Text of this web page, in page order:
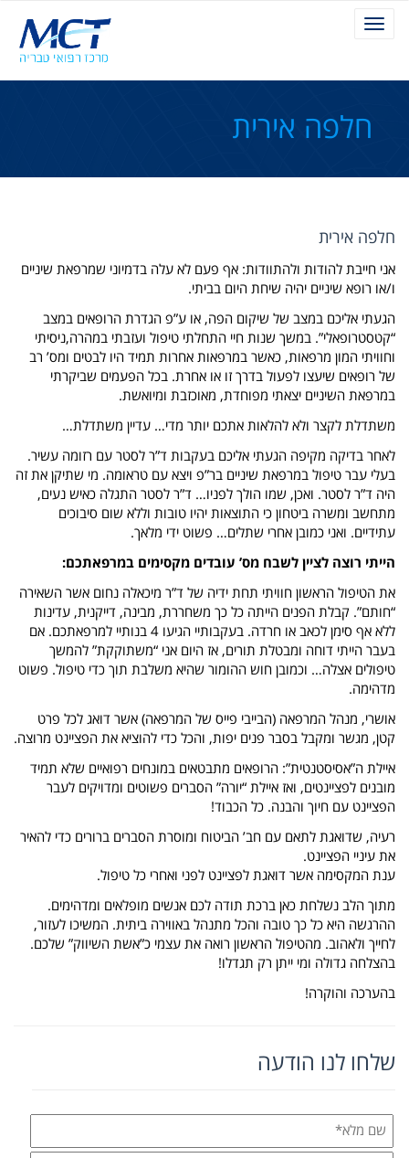
Toggle
חלפה אירית
חלפה אירית
אני חייבת להודות ולהתוודות: אף פעם לא עלה בדמיוני שמרפאת שיניים
ו/או רופא שיניים יהיה שיחת היום בביתי.
הגעתי אליכם במצב של שיקום הפה, או ע”פ הגדרת הרופאים במצב
“קטסטרופאלי”. במשך שנות חיי התחלתי טיפול ועזבתי במהרה,ניסיתי
וחוויתי המון מרפאות, כאשר במרפאות אחרות תמיד היו לבטים ומס’ רב
של רופאים שיעצו לפעול בדרך זו או אחרת. בכל הפעמים שביקרתי
במרפאת השיניים יצאתי מפוחדת, מאוכזבת ומיואשת.
משתדלת לקצר ולא להלאות אתכם יותר מדי… עדיין משתדלת…
לאחר בדיקה מקיפה הגעתי אליכם בעקבות ד”ר לסטר עם רזומה עשיר.
בעלי עבר טיפול במרפאת שיניים בר”פ ויצא עם טראומה. מי שתיקן את זה
היה ד”ר לסטר. ואכן, שמו הולך לפניו… ד”ר לסטר התגלה כאיש נעים,
מתחשב ומשרה ביטחון כי התוצאות יהיו טובות וללא שום סיבוכים
עתידיים. ואני כמובן אחרי שתלים… פשוט ידי מלאך.
הייתי רוצה לציין לשבח מס’ עובדים מקסימים במרפאתכם:
את הטיפול הראשון חוויתי תחת ידיה של ד”ר מיכאלה נחום אשר השאירה
“חותם”. קבלת הפנים הייתה כל כך משחררת, מבינה, דייקנית, עדינות
ללא אף סימן לכאב או חרדה. בעקבותיי הגיעו 4 בנותיי למרפאתכם. אם
בעבר הייתי דוחה ומבטלת תורים, אז היום אני “משתוקקת” להמשך
טיפולים אצלה… וכמובן חוש ההומור שהיא משלבת תוך כדי טיפול. פשוט
מדהימה.
אושרי, מנהל המרפאה (הבייבי פייס של המרפאה) אשר דואג לכל פרט
קטן, מגשר ומקבל בסבר פנים יפות, והכל כדי להוציא את הפציינט מרוצה.
איילת ה”אסיסטנטית”: הרופאים מתבטאים במונחים רפואיים שלא תמיד
מובנים לפציינטים, ואז איילת “יורה” הסברים פשוטים ומדויקים לעבר
הפציינט עם חיוך והבנה. כל הכבוד!
רעיה, שדואגת לתאם עם חב’ הביטוח ומוסרת הסברים ברורים כדי להאיר
את עיניי הפציינט.
ענת המקסימה אשר דואגת לפציינט לפני ואחרי כל טיפול.
מתוך הלב נשלחת כאן ברכת תודה לכם אנשים מופלאים ומדהימים.
ההרגשה היא כל כך טובה והכל מתנהל באווירה ביתית. המשיכו לעזור,
לחייך ולאהוב. מהטיפול הראשון רואה את עצמי כ”אשת השיווק” שלכם.
בהצלחה גדולה ומי ייתן רק תגדלו!
בהערכה והוקרה!
שלחו לנו הודעה